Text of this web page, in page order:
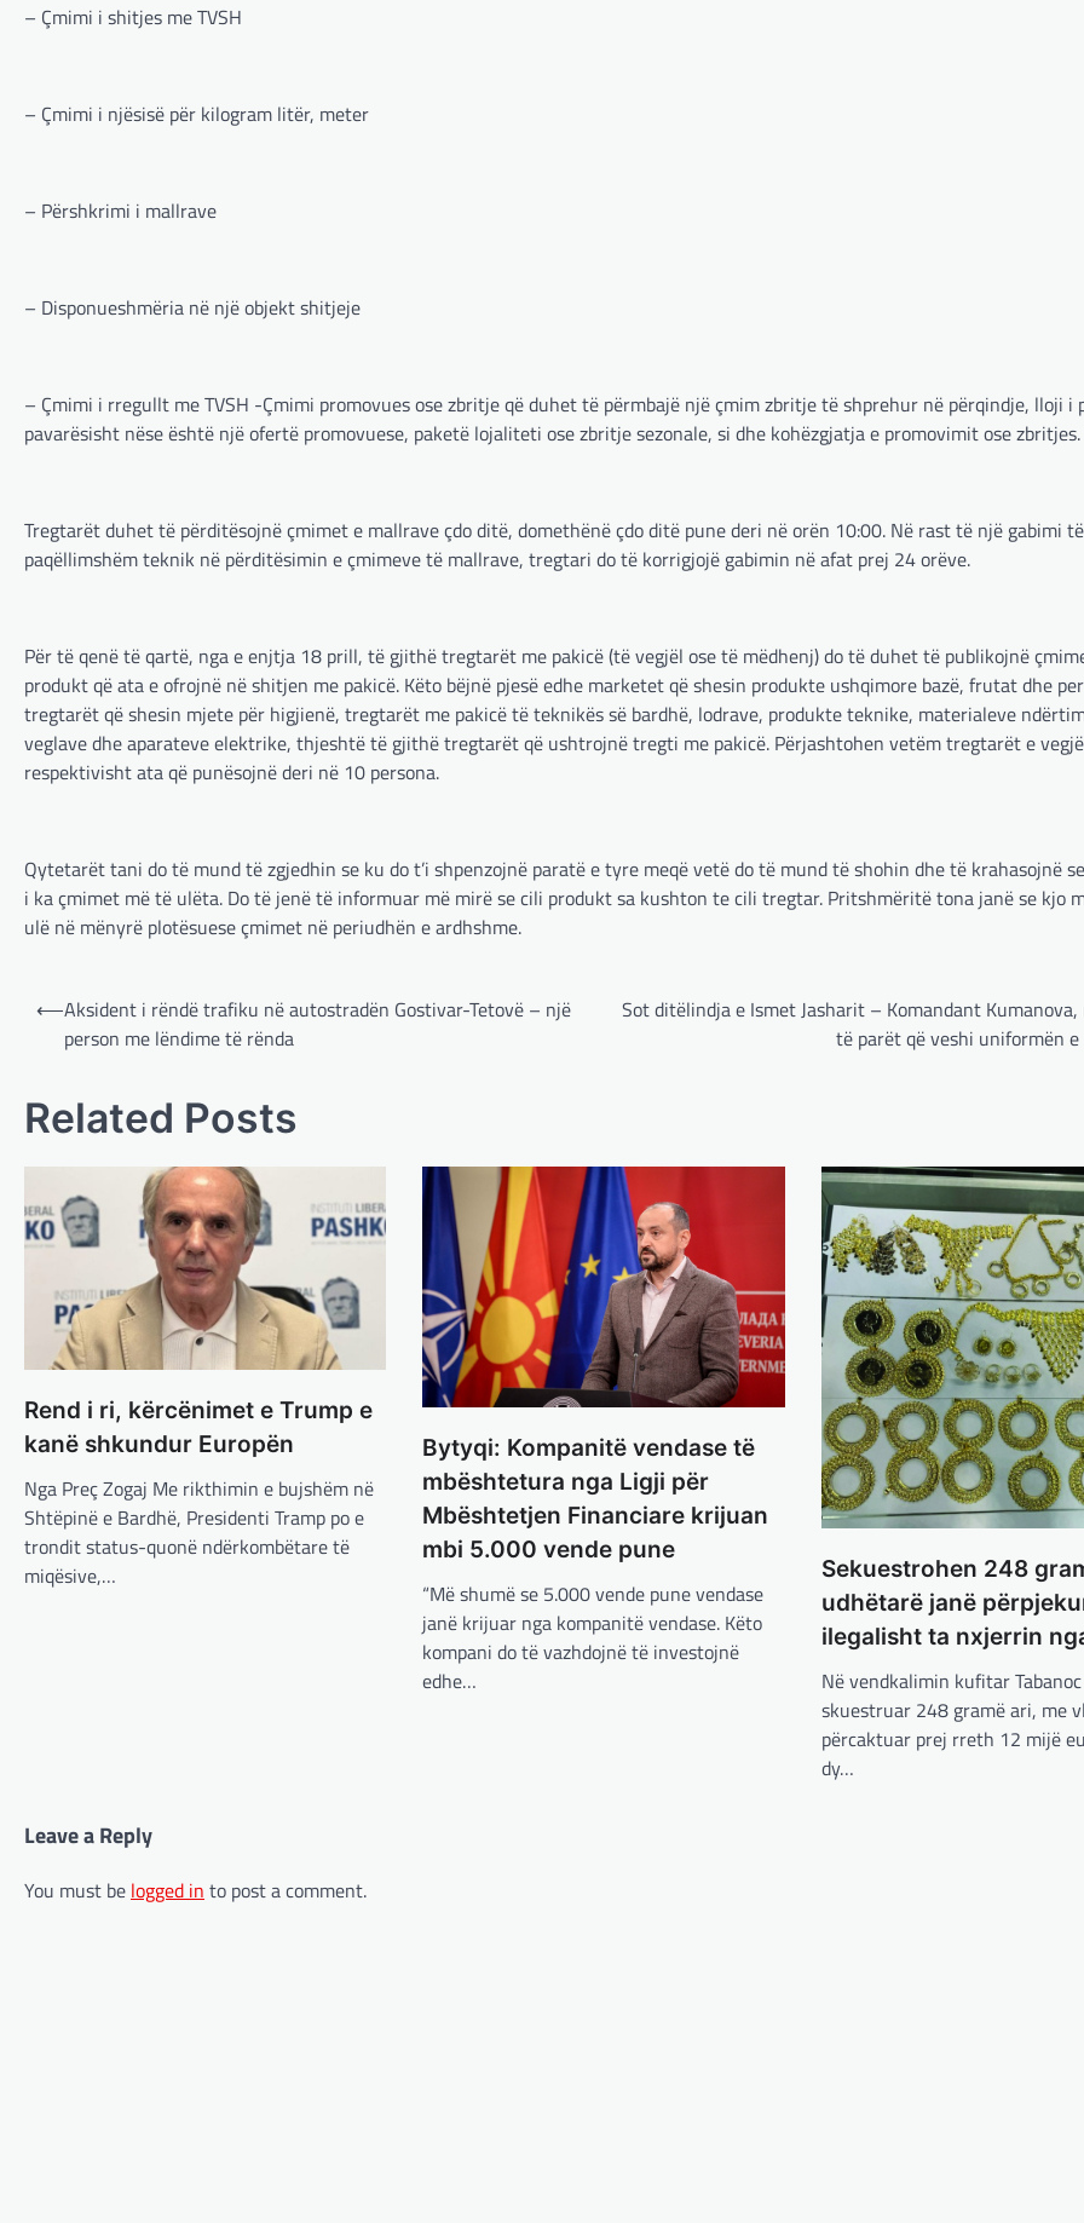
– Çmimi i shitjes me TVSH
– Çmimi i njësisë për kilogram litër, meter
– Përshkrimi i mallrave
– Disponueshmëria në një objekt shitjeje
– Çmimi i rregullt me TVSH -Çmimi promovues ose zbritje që duhet të përmbajë një çmim zbritje të shprehur në përqindje, lloji i
pavarësisht nëse është një ofertë promovuese, paketë lojaliteti ose zbritje sezonale, si dhe kohëzgjatja e promovimit ose zbritjes.
Tregtarët duhet të përditësojnë çmimet e mallrave çdo ditë, domethënë çdo ditë pune deri në orën 10:00. Në rast të një gabimi të
paqëllimshëm teknik në përditësimin e çmimeve të mallrave, tregtari do të korrigjojë gabimin në afat prej 24 orëve.
Për të qenë të qartë, nga e enjtja 18 prill, të gjithë tregtarët me pakicë (të vegjël ose të mëdhenj) do të duhet të publikojnë
produkt që ata e ofrojnë në shitjen me pakicë. Këto bëjnë pjesë edhe marketet që shesin produkte ushqimore bazë, frutat dhe
tregtarët që shesin mjete për higjienë, tregtarët me pakicë të teknikës së bardhë, lodrave, produkte teknike, materialeve
veglave dhe aparateve elektrike, thjeshtë të gjithë tregtarët që ushtrojnë tregti me pakicë. Përjashtohen vetëm tregtarët e
respektivisht ata që punësojnë deri në 10 persona.
Qytetarët tani do të mund të zgjedhin se ku do t’i shpenzojnë paratë e tyre meqë vetë do të mund të shohin dhe të krahasojnë
i ka çmimet më të ulëta. Do të jenë të informuar më mirë se cili produkt sa kushton te cili tregtar. Pritshmëritë tona janë se kjo
ulë në mënyrë plotësuese çmimet në periudhën e ardhshme.
Post
navigation
⟵Aksident i rëndë trafiku në autostradën Gostivar-Tetovë – një
person me lëndime të rënda
Sot ditëlindja e Ismet Jasharit – Komandant Kumanova,
të parët që veshi uniformën e
Related Posts
Rend i ri, kërcënimet e Trump e
kanë shkundur Europën
Nga Preç Zogaj Me rikthimin e bujshëm në
Shtëpinë e Bardhë, Presidenti Tramp po e
trondit status-quonë ndërkombëtare të
miqësive,…
Bytyqi: Kompanitë vendase të
mbështetura nga Ligji për
Mbështetjen Financiare krijuan
mbi 5.000 vende pune
“Më shumë se 5.000 vende pune vendase
janë krijuar nga kompanitë vendase. Këto
kompani do të vazhdojnë të investojnë
edhe…
Sekuestrohen 248
udhëtarë janë
ilegalisht ta nxjerrin
Në vendkalimin kufitar
skuestruar 248 gramë ari, me
përcaktuar prej rreth 12 mijë
dy…
Leave a Reply
You must be logged in to post a comment.
hetim kundër tre shtetasve